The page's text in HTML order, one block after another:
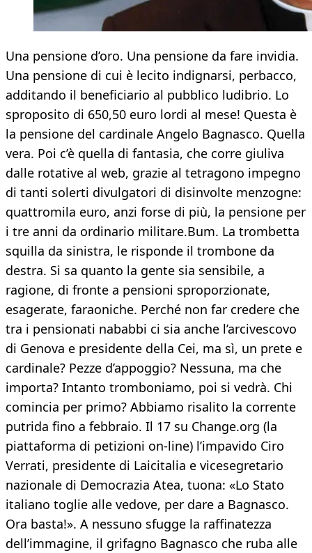
Una pensione d’oro. Una pensione da fare invidia.
Una pensione di cui è lecito indignarsi, perbacco,
additando il beneficiario al pubblico ludibrio. Lo
sproposito di 650,50 euro lordi al mese! Questa è
la pensione del cardinale Angelo Bagnasco. Quella
vera. Poi c’è quella di fantasia, che corre giuliva
dalle rotative al web, grazie al tetragono impegno
di tanti solerti divulgatori di disinvolte menzogne:
quattromila euro, anzi forse di più, la pensione per
i tre anni da ordinario militare.Bum. La trombetta
squilla da sinistra, le risponde il trombone da
destra. Si sa quanto la gente sia sensibile, a
ragione, di fronte a pensioni sproporzionate,
esagerate, faraoniche. Perché non far credere che
tra i pensionati nababbi ci sia anche l’arcivescovo
di Genova e presidente della Cei, ma sì, un prete e
cardinale? Pezze d’appoggio? Nessuna, ma che
importa? Intanto tromboniamo, poi si vedrà. Chi
comincia per primo? Abbiamo risalito la corrente
putrida fino a febbraio. Il 17 su Change.org (la
piattaforma di petizioni on-line) l’impavido Ciro
Verrati, presidente di Laicitalia e vicesegretario
nazionale di Democrazia Atea, tuona: «Lo Stato
italiano toglie alle vedove, per dare a Bagnasco.
Ora basta!». A nessuno sfugge la raffinatezza
dell’immagine, il grifagno Bagnasco che ruba alle